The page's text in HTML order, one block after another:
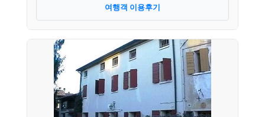
여행객 이용후기